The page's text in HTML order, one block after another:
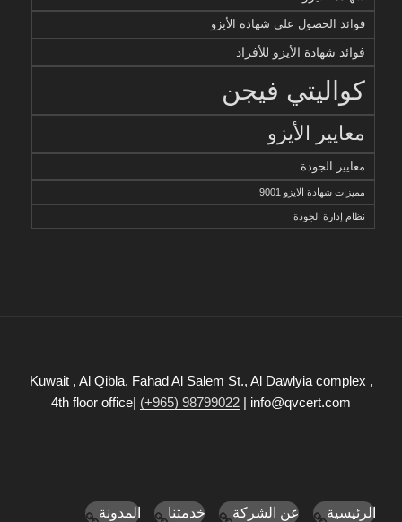
فوائد الحصول على شهادة الأيزو
فوائد شهادة الأيزو للأفراد
كواليتي فيجن
معايير الأيزو
معايير الجودة
مميزات شهادة الايزو 9001
نظام إدارة الجودة
Kuwait , Al Qibla, Fahad Al Salem St., Al Dawlyia complex ,
4th floor office| (+965) 98799022 | info@qvcert.com
الرئيسية عن الشركة خدمتنا المدونة